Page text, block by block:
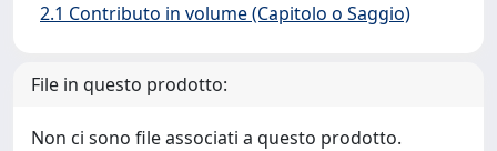
2.1 Contributo in volume (Capitolo o Saggio)
File in questo prodotto:
Non ci sono file associati a questo prodotto.